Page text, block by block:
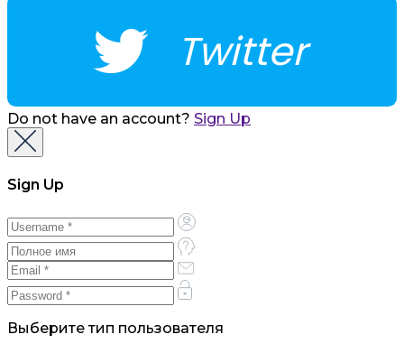
Twitter
Do not have an account? Sign Up
Sign Up
Выберите тип пользователя